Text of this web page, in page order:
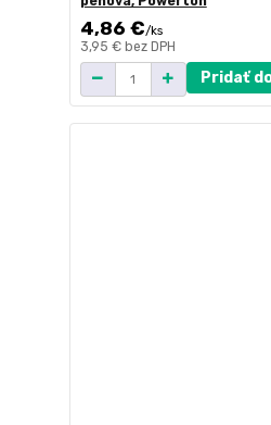
4,86 €/ks
3,95 € bez DPH
Pridať